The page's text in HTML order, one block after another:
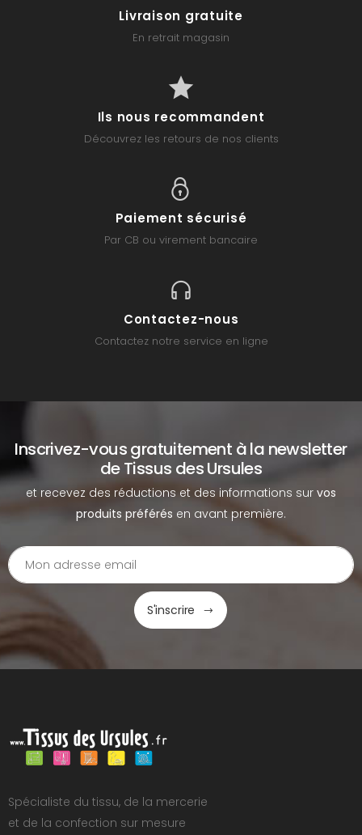
Livraison gratuite
En retrait magasin
Ils nous recommandent
Découvrez les retours de nos clients
Paiement sécurisé
Par CB ou virement bancaire
Contactez-nous
Contactez notre service en ligne
Inscrivez-vous gratuitement à la newsletter
de Tissus des Ursules
et recevez des réductions et des informations sur vos
produits préférés en avant première.
S'inscrire
Spécialiste du tissu, de la mercerie
et de la confection sur mesure